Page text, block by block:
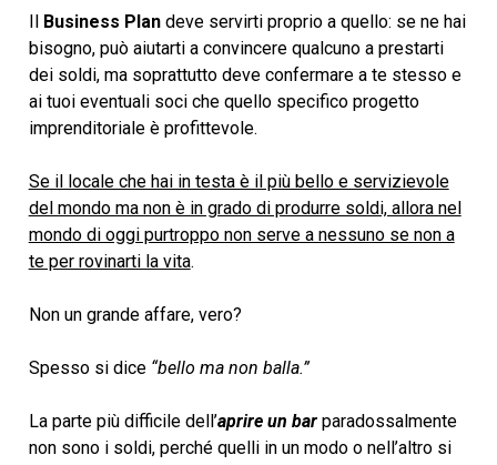
Il Business Plandeve servirti proprio a quello: se ne hai
bisogno, può aiutarti a convincere qualcuno a prestarti
dei soldi, ma soprattutto deve confermare a te stesso e
ai tuoi eventuali soci che quello specifico progetto
imprenditoriale è profittevole.
Se il locale che hai in testa è il più bello e servizievole
del mondo ma non è in grado di produrre soldi, allora nel
mondo di oggi purtroppo non serve a nessuno se non a
te per rovinarti la vita.
Non un grande affare, vero?
Spesso si dice “bello ma non balla.”
La parte più difficile dell’aprire un barparadossalmente
non sono i soldi, perché quelli in un modo o nell’altro si